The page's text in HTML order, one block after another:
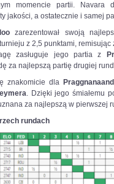
momencie partii. Navara
jakości, a ostatecznie i samej
zarezentował swoją
z 2,5 punktami, remisując
zasługuje jego partia z
za najlepszą partię drugiej
znakomicie dla
. Dzięki jego śmiałemu
za najlepszą w pierwszej
rundach